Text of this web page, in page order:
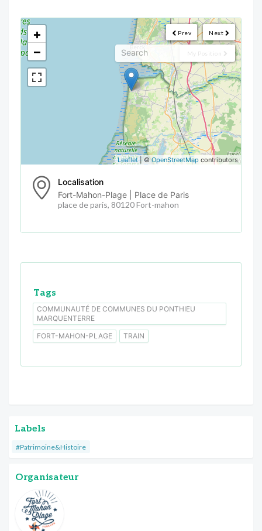
Next
Prev
My Position
<!---->
+
−
Leaflet| ©OpenStreetMap contributors
Localisation
Fort-Mahon-Plage | Place de Paris
place de paris, 80120 Fort-mahon
Tags
COMMUNAUTÉ DE COMMUNES DU PONTHIEU
MARQUENTERRE
FORT-MAHON-PLAGE
TRAIN
Labels
#Patrimoine&Histoire
Organisateur